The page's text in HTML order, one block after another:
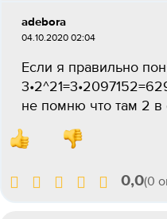
adebora
04.10.2020 02:04
Если я правильно
не помню что там 2 в
0,0(0